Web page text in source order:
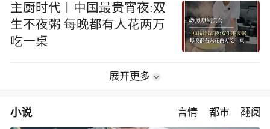
主厨时代丨中国最贵宵夜:双
生不夜粥 每晚都有人花两万
吃一桌
展开更多
小说 言情 都市 翻阅